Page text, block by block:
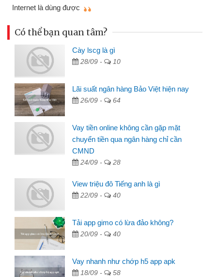
Internet là dùng được
Có thể bạn quan tâm?
Cày lscg là gì
28/09 - 10
Lãi suất ngân hàng Bảo Việt hiện nay
26/09 - 64
Vay tiền online không cần gặp mặt
chuyển tiền qua ngân hàng chỉ cần
CMND
24/09 - 28
View triệu đô Tiếng anh là gì
22/09 - 40
Tải app gimo có lừa đảo không?
20/09 - 40
Vay nhanh như chớp h5 app apk
18/09 - 58